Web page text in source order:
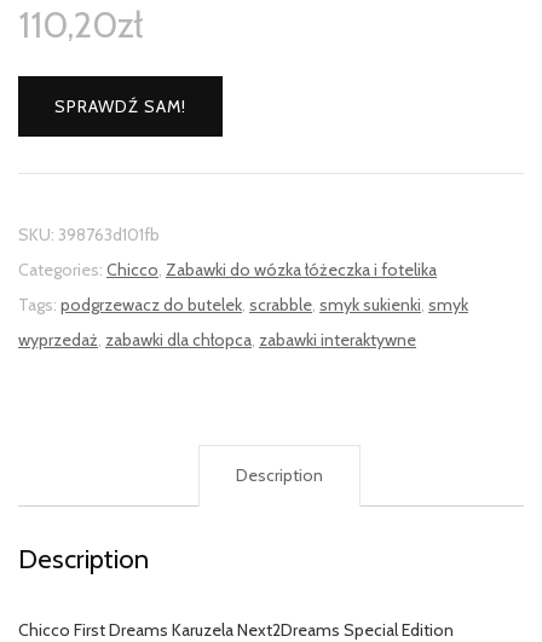
110,20zł
SPRAWDŹ SAM!
SKU: 398763d101fb
Categories: Chicco, Zabawki do wózka łóżeczka i fotelika
Tags: podgrzewacz do butelek, scrabble, smyk sukienki, smyk
wyprzedaż, zabawki dla chłopca, zabawki interaktywne
Description
Description
Chicco First Dreams Karuzela Next2Dreams Special Edition